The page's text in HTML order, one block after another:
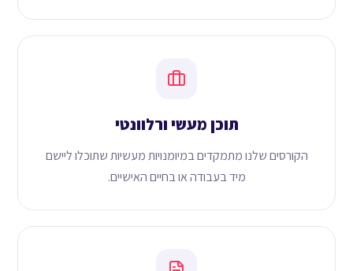
תוכן מעשי ורלוונטי
הקורסים שלנו מתמקדים במיומנויות מעשיות שתוכלו ליישם
מיד בעבודה או בחיים האישיים.